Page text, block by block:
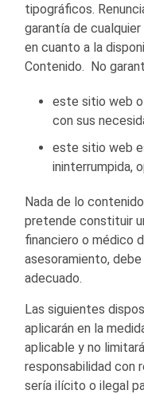
tipográficos.
garantía de
en cuanto a la
Contenido. No
este sitio web
con sus
este sitio web
ininterrumpida,
Nada de lo
pretende constituir
financiero o médico
asesoramiento,
adecuado.
Las siguientes
aplicarán en la
aplicable y no
responsabilidad con
sería ilícito o ilegal